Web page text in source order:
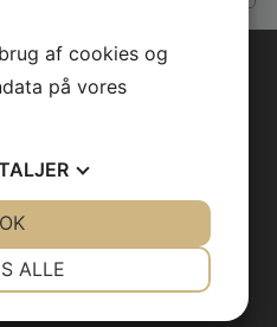
af cookies og
på vores
ALLE
OK